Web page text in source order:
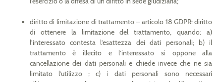
diritto di limitazione di trattamento – articolo 18 GDPR: diritto
di ottenere la limitazione del trattamento, quando: a)
l’interessato contesta l’esattezza dei dati personali; b) il
trattamento è illecito e l’interessato si oppone alla
cancellazione dei dati personali e chiede invece che ne sia
limitato l’utilizzo ; c) i dati personali sono necessari